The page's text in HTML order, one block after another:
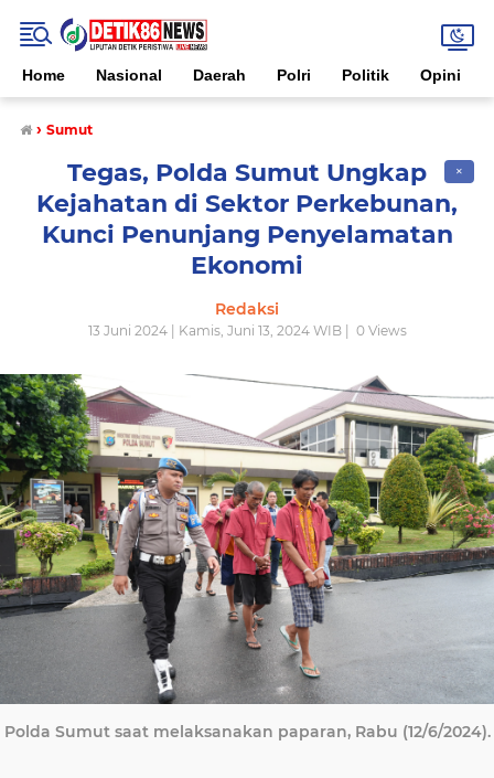
Home Nasional Daerah Polri Politik Opini
› Sumut
✕
Tegas, Polda Sumut Ungkap
Kejahatan di Sektor Perkebunan,
Kunci Penunjang Penyelamatan
Ekonomi
Redaksi
13 Juni 2024 | Kamis, Juni 13, 2024 WIB | 0Views
Polda Sumut saat melaksanakan paparan, Rabu (12/6/2024).